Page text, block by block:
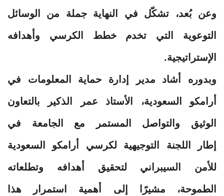
وعن بُعد، تشكّل في النهاية جملة من الوسائل
التوعوية التي تخدم خطط الكرسي وأهدافه
الإستراتيجية.
وبدوره أشاد مدير إدارة حماية المعلومات في
أرامكو السعودية، الأستاذ عمر الذكير بالتعاون
الوثيق والتواصل المستمر مع الجامعة في
إطار اللجنة التوجيهية لكرسي أرامكو السعودية
للأمن السيبراني لتحقيق أهدافه وتطلعاته
الطموحة، مشيرًا إلى أهمية استمرار هذا